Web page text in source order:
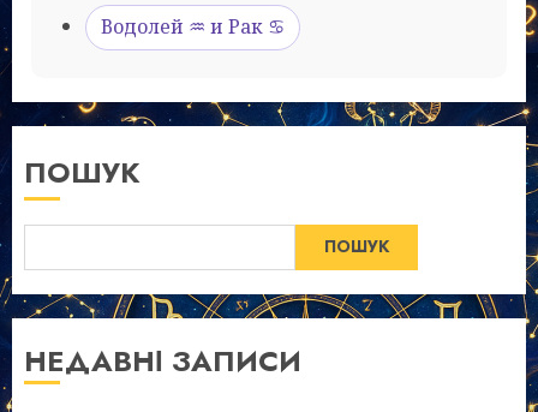
Водолей ♒ и Рак ♋
ПОШУК
ПОШУК
НЕДАВНІ ЗАПИСИ